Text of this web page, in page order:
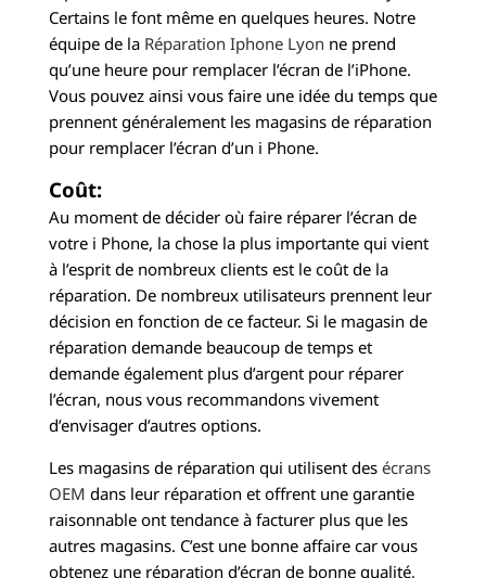
Certains le font même en quelques heures. Notre
équipe de la Réparation Iphone Lyon ne prend
qu’une heure pour remplacer l’écran de l’iPhone.
Vous pouvez ainsi vous faire une idée du temps que
prennent généralement les magasins de réparation
pour remplacer l’écran d’un i Phone.
Coût:
Au moment de décider où faire réparer l’écran de
votre i Phone, la chose la plus importante qui vient
à l’esprit de nombreux clients est le coût de la
réparation. De nombreux utilisateurs prennent leur
décision en fonction de ce facteur. Si le magasin de
réparation demande beaucoup de temps et
demande également plus d’argent pour réparer
l’écran, nous vous recommandons vivement
d’envisager d’autres options.
Les magasins de réparation qui utilisent des écrans
OEM dans leur réparation et offrent une garantie
raisonnable ont tendance à facturer plus que les
autres magasins. C’est une bonne affaire car vous
obtenez une réparation d’écran de bonne qualité,